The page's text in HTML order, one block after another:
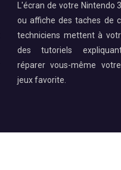
L'écran de votre Nintendo
ou affiche des taches de
techniciens mettent à
des tutoriels
réparer vous-même
jeux favorite.